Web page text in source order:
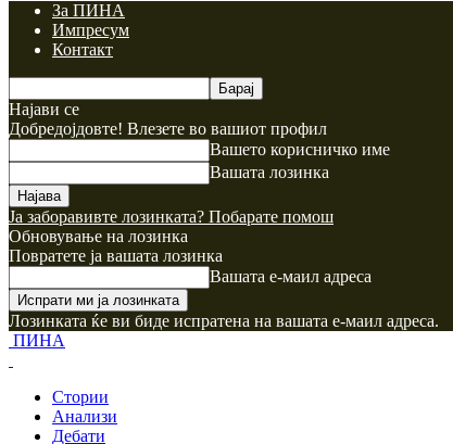
За ПИНА
Импресум
Контакт
Најави се
Добредојдовте! Влезете во вашиот профил
Вашето корисничко име
Вашата лозинка
Ја заборавивте лозинката? Побарате помош
Обновување на лозинка
Повратете ја вашата лозинка
Вашата е-маил адреса
Лозинката ќе ви биде испратена на вашата е-маил адреса.
ПИНА
Стории
Анализи
Дебати